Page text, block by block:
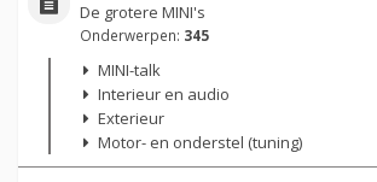
De grotere MINI's
Onderwerpen: 345
MINI-talk
Interieur en audio
Exterieur
Motor- en onderstel (tuning)